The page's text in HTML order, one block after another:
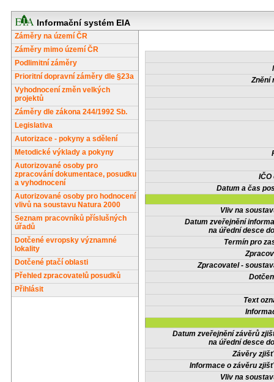
Informační systém EIA
Záměry na území ČR
Záměry mimo území ČR
Podlimitní záměry
Prioritní dopravní záměry dle §23a
Vyhodnocení změn velkých
projektů
Záměry dle zákona 244/1992 Sb.
Legislativa
Autorizace - pokyny a sdělení
Metodické výklady a pokyny
Autorizované osoby pro
zpracování dokumentace, posudku
a vyhodnocení
Autorizované osoby pro hodnocení
vlivů na soustavu Natura 2000
Seznam pracovníků příslušných
úřadů
Dotčené evropsky významné
lokality
Dotčené ptačí oblasti
Přehled zpracovatelů posudků
Přihlásit
Znění
IČO
Datum a čas
Vliv na
Datum zveřejnění
na úřední desce
Termín pro
Zpracovatel -
Text
Datum zveřejnění závěrů
na úřední desce
Závěry
Informace o závěru
Vliv na